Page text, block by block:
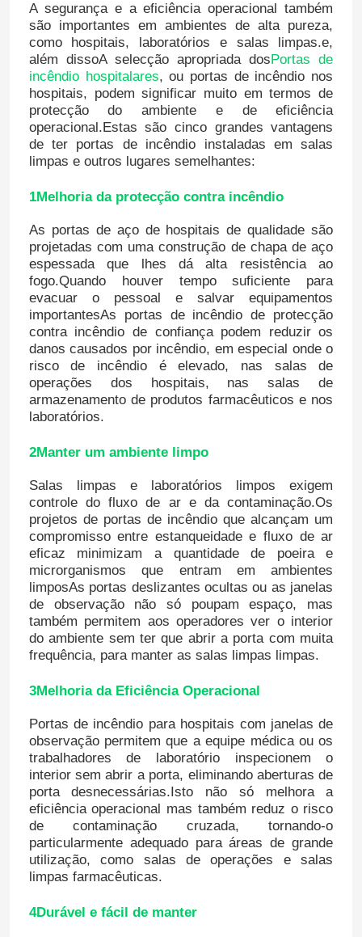
A segurança e a eficiência operacional também
são importantes em ambientes de alta pureza,
como hospitais, laboratórios e salas limpas.e,
além dissoA selecção apropriada dosPortas de
incêndio hospitalares, ou portas de incêndio nos
hospitais, podem significar muito em termos de
protecção do ambiente e de eficiência
operacional.Estas são cinco grandes vantagens
de ter portas de incêndio instaladas em salas
limpas e outros lugares semelhantes:
1Melhoria da protecção contra incêndio
As portas de aço de hospitais de qualidade são
projetadas com uma construção de chapa de aço
espessada que lhes dá alta resistência ao
fogo.Quando houver tempo suficiente para
evacuar o pessoal e salvar equipamentos
importantesAs portas de incêndio de protecção
contra incêndio de confiança podem reduzir os
danos causados por incêndio, em especial onde o
risco de incêndio é elevado, nas salas de
operações dos hospitais, nas salas de
armazenamento de produtos farmacêuticos e nos
laboratórios.
2Manter um ambiente limpo
Salas limpas e laboratórios limpos exigem
controle do fluxo de ar e da contaminação.Os
projetos de portas de incêndio que alcançam um
compromisso entre estanqueidade e fluxo de ar
eficaz minimizam a quantidade de poeira e
microrganismos que entram em ambientes
limposAs portas deslizantes ocultas ou as janelas
de observação não só poupam espaço, mas
também permitem aos operadores ver o interior
do ambiente sem ter que abrir a porta com muita
frequência, para manter as salas limpas limpas.
3Melhoria da Eficiência Operacional
Portas de incêndio para hospitais com janelas de
observação permitem que a equipe médica ou os
trabalhadores de laboratório inspecionem o
interior sem abrir a porta, eliminando aberturas de
porta desnecessárias.Isto não só melhora a
eficiência operacional mas também reduz o risco
de contaminação cruzada, tornando-o
particularmente adequado para áreas de grande
utilização, como salas de operações e salas
limpas farmacêuticas.
4Durável e fácil de manter